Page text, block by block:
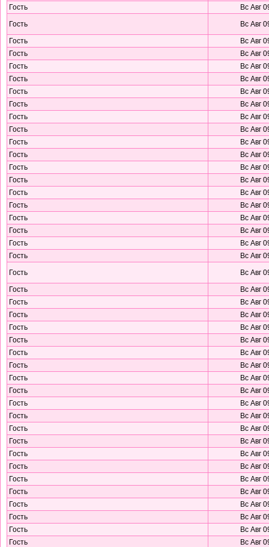
Гость
Вс Авг
Гость
Вс Авг
Гость
Вс Авг
Гость
Вс Авг
Гость
Вс Авг
Гость
Вс Авг
Гость
Вс Авг
Гость
Вс Авг
Гость
Вс Авг
Гость
Вс Авг
Гость
Вс Авг
Гость
Вс Авг
Гость
Вс Авг
Гость
Вс Авг
Гость
Вс Авг
Гость
Вс Авг
Гость
Вс Авг
Гость
Вс Авг
Гость
Вс Авг
Гость
Вс Авг
Гость
Вс Авг
Гость
Вс Авг
Гость
Вс Авг
Гость
Вс Авг
Гость
Вс Авг
Гость
Вс Авг
Гость
Вс Авг
Гость
Вс Авг
Гость
Вс Авг
Гость
Вс Авг
Гость
Вс Авг
Гость
Вс Авг
Гость
Вс Авг
Гость
Вс Авг
Гость
Вс Авг
Гость
Вс Авг
Гость
Вс Авг
Гость
Вс Авг
Гость
Вс Авг
Гость
Вс Авг
Гость
Вс Авг
Гость
Вс Авг